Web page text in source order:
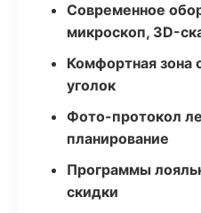
Современное
микроскоп, 3D-
Комфортная зона
уголок
Фото-протокол
планирование
Программы
скидки